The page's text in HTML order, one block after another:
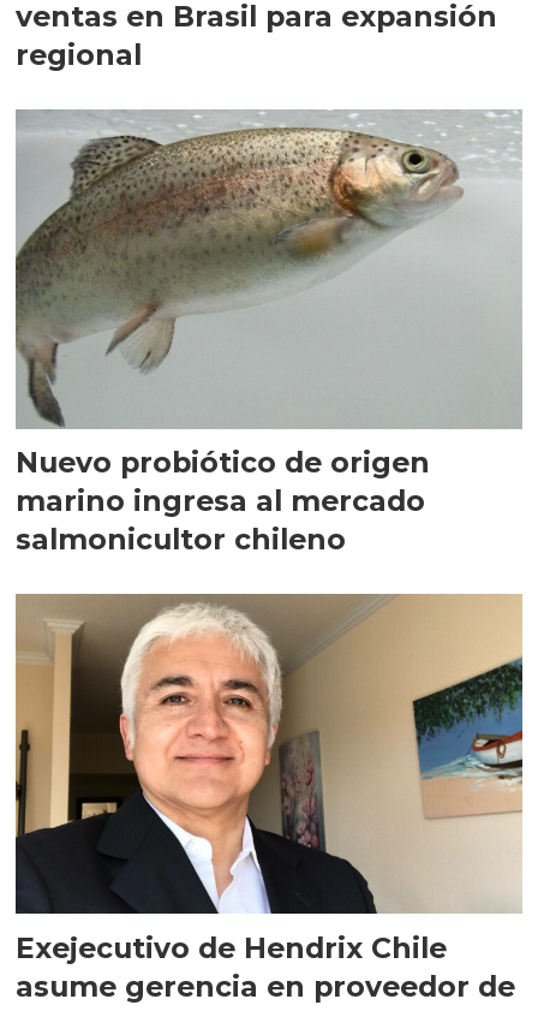
ventas en Brasil para expansión
regional
Nuevo probiótico de origen
marino ingresa al mercado
salmonicultor chileno
Exejecutivo de Hendrix Chile
asume gerencia en proveedor de